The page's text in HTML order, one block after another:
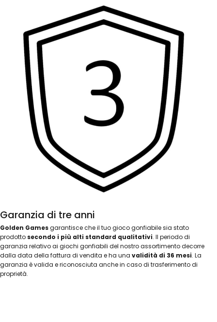
Garanzia di tre anni
Golden Gamesgarantisce che il tuo gioco gonfiabile sia stato
prodotto secondo i più alti standard qualitativi. Il periodo di
garanzia relativo ai giochi gonfiabili del nostro assortimento decorre
dalla data della fattura di vendita e ha una validità di 36 mesi. La
garanzia è valida e riconosciuta anche in caso di trasferimento di
proprietà.